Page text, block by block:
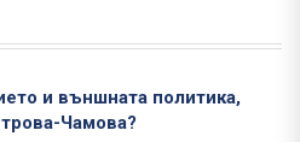
и външната политика,
Чамова?